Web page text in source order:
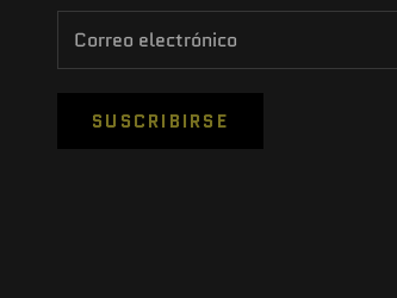
SUSCRIBIRSE